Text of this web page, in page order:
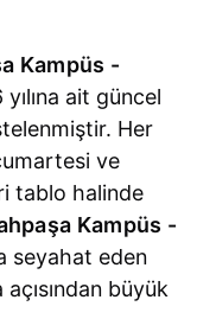
Kampüs -
yılına ait güncel
Her
ve
tablo halinde
Kampüs -
seyahat eden
büyük